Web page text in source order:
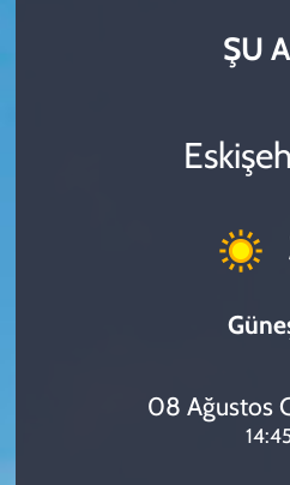
ŞU
08 Ağustos